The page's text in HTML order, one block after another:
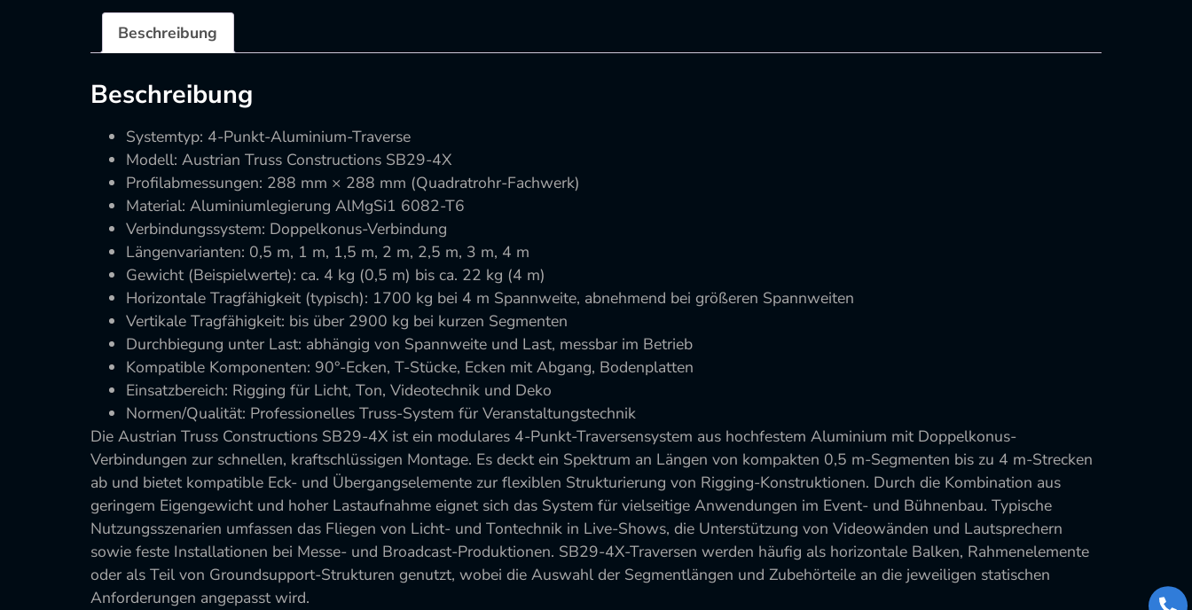
Beschreibung
Beschreibung
Systemtyp: 4-Punkt-Aluminium-Traverse
Modell: Austrian Truss Constructions SB29-4X
Profilabmessungen: 288 mm × 288 mm (Quadratrohr-Fachwerk)
Material: Aluminiumlegierung AlMgSi1 6082-T6
Verbindungssystem: Doppelkonus-Verbindung
Längenvarianten: 0,5 m, 1 m, 1,5 m, 2 m, 2,5 m, 3 m, 4 m
Gewicht (Beispielwerte): ca. 4 kg (0,5 m) bis ca. 22 kg (4 m)
Horizontale Tragfähigkeit (typisch): 1700 kg bei 4 m Spannweite, abnehmend bei größeren Spannweiten
Vertikale Tragfähigkeit: bis über 2900 kg bei kurzen Segmenten
Durchbiegung unter Last: abhängig von Spannweite und Last, messbar im Betrieb
Kompatible Komponenten: 90°-Ecken, T-Stücke, Ecken mit Abgang, Bodenplatten
Einsatzbereich: Rigging für Licht, Ton, Videotechnik und Deko
Normen/Qualität: Professionelles Truss-System für Veranstaltungstechnik
Die Austrian Truss Constructions SB29-4X ist ein modulares 4-Punkt-Traversensystem aus hochfestem Aluminium mit Doppelkonus-
Verbindungen zur schnellen, kraftschlüssigen Montage. Es deckt ein Spektrum an Längen von kompakten 0,5 m-Segmenten bis zu 4 m-Strecken
ab und bietet kompatible Eck- und Übergangselemente zur flexiblen Strukturierung von Rigging-Konstruktionen. Durch die Kombination aus
geringem Eigengewicht und hoher Lastaufnahme eignet sich das System für vielseitige Anwendungen im Event- und Bühnenbau. Typische
Nutzungsszenarien umfassen das Fliegen von Licht- und Tontechnik in Live-Shows, die Unterstützung von Videowänden und Lautsprechern
sowie feste Installationen bei Messe- und Broadcast-Produktionen. SB29-4X-Traversen werden häufig als horizontale Balken, Rahmenelemente
oder als Teil von Groundsupport-Strukturen genutzt, wobei die Auswahl der Segmentlängen und Zubehörteile an die jeweiligen statischen
Anforderungen angepasst wird.